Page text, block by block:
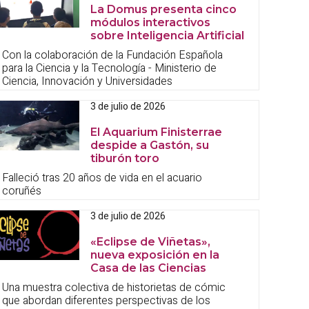
La Domus presenta cinco
módulos interactivos
sobre Inteligencia Artificial
Con la colaboración de la Fundación Española
para la Ciencia y la Tecnología - Ministerio de
Ciencia, Innovación y Universidades
3 de julio de 2026
El Aquarium Finisterrae
despide a Gastón, su
tiburón toro
Falleció tras 20 años de vida en el acuario
coruñés
3 de julio de 2026
«Eclipse de Viñetas»,
nueva exposición en la
Casa de las Ciencias
Una muestra colectiva de historietas de cómic
que abordan diferentes perspectivas de los